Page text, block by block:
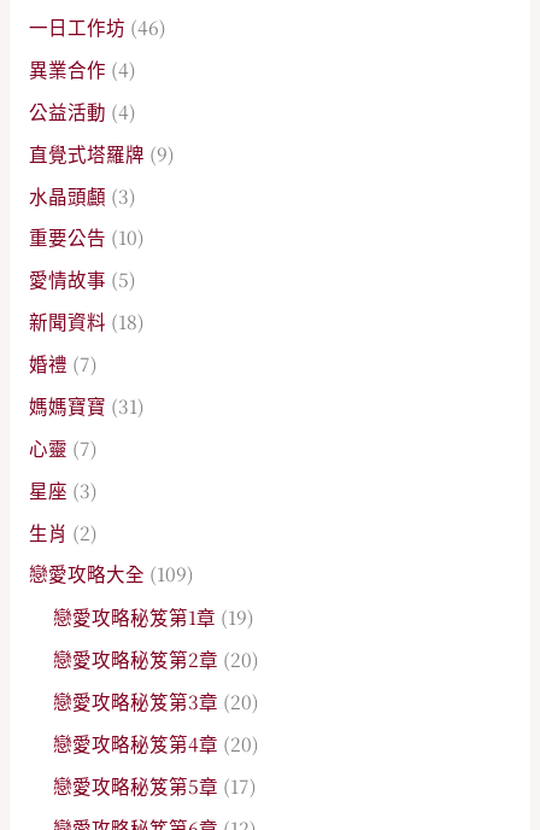
一日工作坊 (46)
異業合作 (4)
公益活動 (4)
直覺式塔羅牌 (9)
水晶頭顱 (3)
重要公告 (10)
愛情故事 (5)
新聞資料 (18)
婚禮 (7)
媽媽寶寶 (31)
心靈 (7)
星座 (3)
生肖 (2)
戀愛攻略大全 (109)
戀愛攻略秘笈第1章 (19)
戀愛攻略秘笈第2章 (20)
戀愛攻略秘笈第3章 (20)
戀愛攻略秘笈第4章 (20)
戀愛攻略秘笈第5章 (17)